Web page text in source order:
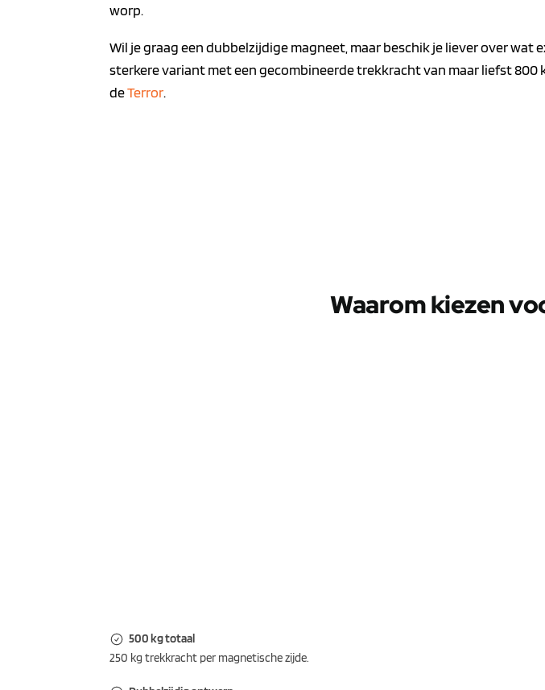
worp.
Wil je graag een dubbelzijdige magneet, maar beschik je liever over wat
sterkere variant met een gecombineerde trekkracht van maar liefst 800
deTerror.
Waarom kiezen
500 kg totaal
250 kg trekkracht per magnetische zijde.